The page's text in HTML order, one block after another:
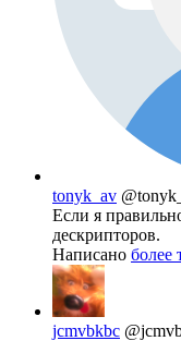
tonyk_av
Если я
дескрипторов.
Написано более
jcmvbkbc